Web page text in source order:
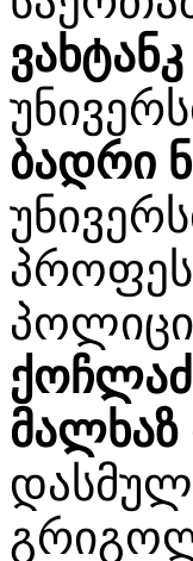
ბადრი
მალხაზ
დასმულ
გრიგოლ